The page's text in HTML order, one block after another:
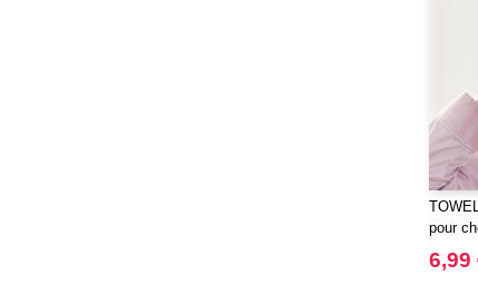
pour
6,99